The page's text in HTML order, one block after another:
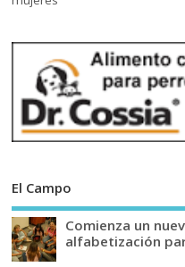
El Campo
Comienza un
alfabetización